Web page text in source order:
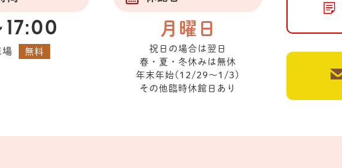
場 無料
月曜日
祝日の場合は翌日
春・夏・冬休みは無休
年末年始(12/29～1/3)
その他臨時休館日あり